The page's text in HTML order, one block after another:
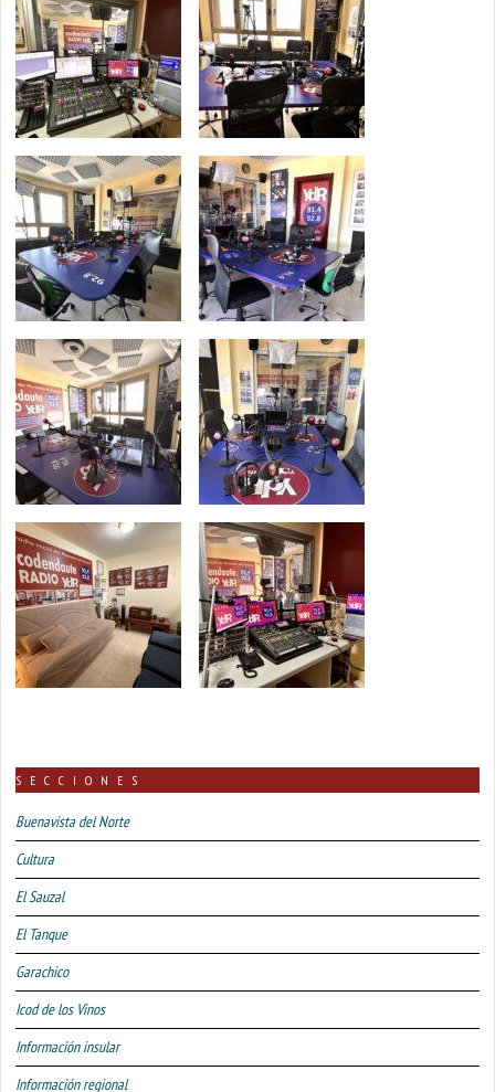
SECCIONES
Buenavista del Norte
Cultura
El Sauzal
El Tanque
Garachico
Icod de los Vinos
Información insular
Información regional